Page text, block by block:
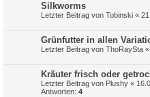
Silkworms
Letzter Beitrag von Tobinski «
Grünfutter in allen
Letzter Beitrag von ThoRaySta «
Kräuter frisch oder
Letzter Beitrag von Plushy «
Antworten: 4